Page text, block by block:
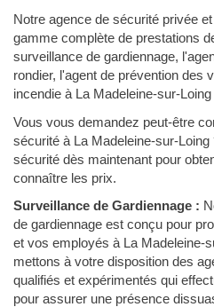
Notre agence de sécurité privée
gamme complète de prestations
surveillance de gardiennage,
rondier, l'agent de prévention des
incendie à La Madeleine-sur-
Vous vous demandez peut-être
sécurité à La Madeleine-sur-
sécurité dès maintenant pour
connaître les prix.
Surveillance de Gardiennage :
de gardiennage est conçu pour
et vos employés à La Madeleine-
mettons à votre disposition des
qualifiés et expérimentés qui
pour assurer une présence